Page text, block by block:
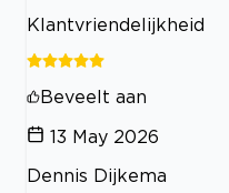
Klantvriendelijkheid
Beveelt aan
13 May 2026
Dennis Dijkema